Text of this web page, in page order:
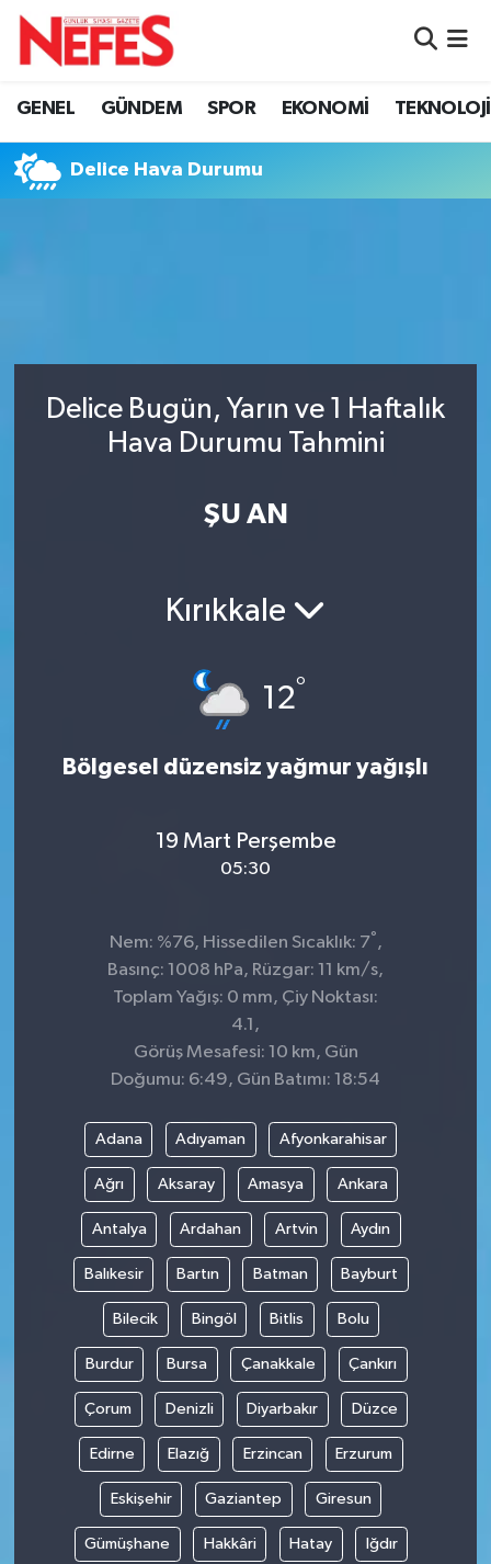
GENEL GÜNDEM SPOR EKONOMİ TEKNOLOJİ
Delice Hava Durumu
Delice Bugün, Yarın ve 1 Haftalık
Hava Durumu Tahmini
ŞU AN
Kırıkkale
12°
Bölgesel düzensiz yağmur yağışlı
19 Mart Perşembe
05:30
Nem: %76, Hissedilen Sıcaklık: 7°,
Basınç: 1008 hPa, Rüzgar: 11 km/s,
Toplam Yağış: 0 mm, Çiy Noktası:
4.1,
Görüş Mesafesi: 10 km, Gün
Doğumu: 6:49, Gün Batımı: 18:54
Adana Adıyaman Afyonkarahisar
Ağrı Aksaray Amasya Ankara
Antalya Ardahan Artvin Aydın
Balıkesir Bartın Batman Bayburt
Bilecik Bingöl Bitlis Bolu
Burdur Bursa Çanakkale Çankırı
Çorum Denizli Diyarbakır Düzce
Edirne Elazığ Erzincan Erzurum
Eskişehir Gaziantep Giresun
Gümüşhane Hakkâri Hatay Iğdır
Hava Durumu
Namaz Vakitleri
Tüm Manşetler
Son Dakika Haberleri